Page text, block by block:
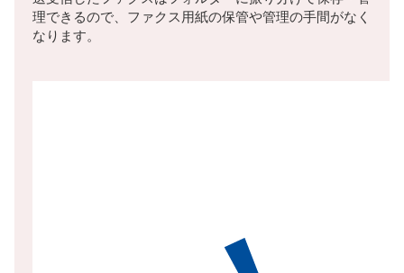
理できるので、ファクス用紙の保管や管理の手間がなく
なります。